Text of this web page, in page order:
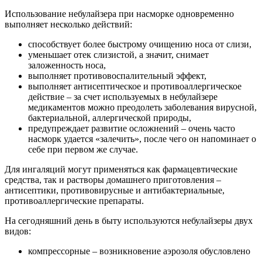
Использование небулайзера при насморке одновременно
выполняет несколько действий:
способствует более быстрому очищению носа от слизи,
уменьшает отек слизистой, а значит, снимает
заложенность носа,
выполняет противовоспалительный эффект,
выполняет антисептическое и противоаллергическое
действие – за счет используемых в небулайзере
медикаментов можно преодолеть заболевания вирусной,
бактериальной, аллергической природы,
предупреждает развитие осложнений – очень часто
насморк удается «залечить», после чего он напоминает о
себе при первом же случае.
Для ингаляций могут применяться как фармацевтические
средства, так и растворы домашнего приготовления –
антисептики, противовирусные и антибактериальные,
противоаллергические препараты.
На сегодняшний день в быту используются небулайзеры двух
видов:
компрессорные – возникновение аэрозоля обусловлено